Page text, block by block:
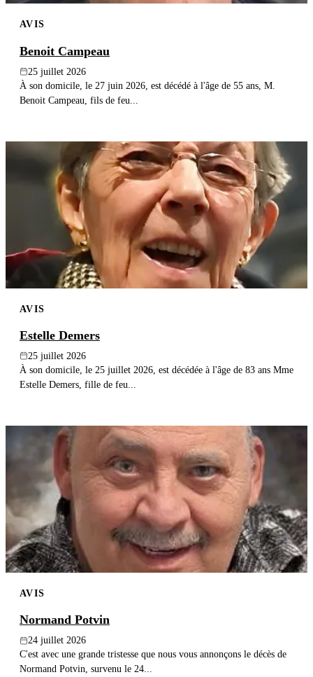
AVIS
Benoit Campeau
25 juillet 2026
À son domicile, le 27 juin 2026, est décédé à l'âge de 55 ans, M.
Benoit Campeau, fils de feu...
AVIS
Estelle Demers
25 juillet 2026
À son domicile, le 25 juillet 2026, est décédée à l'âge de 83 ans Mme
Estelle Demers, fille de feu...
AVIS
Normand Potvin
24 juillet 2026
C'est avec une grande tristesse que nous vous annonçons le décès de
Normand Potvin, survenu le 24...